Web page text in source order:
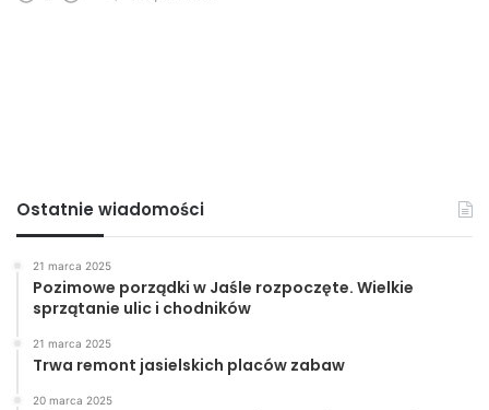
Ostatnie wiadomości
21 marca 2025
Pozimowe porządki w Jaśle rozpoczęte. Wielkie
sprzątanie ulic i chodników
21 marca 2025
Trwa remont jasielskich placów zabaw
20 marca 2025